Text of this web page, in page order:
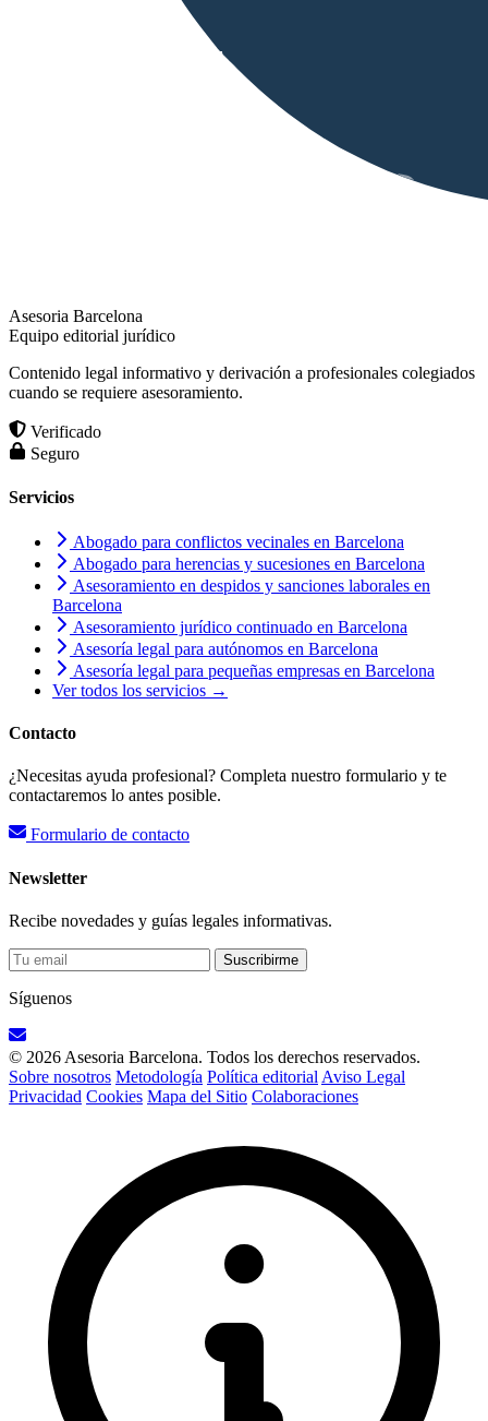
Asesoria Barcelona
Equipo editorial jurídico
Contenido legal informativo y derivación a profesionales colegiados
cuando se requiere asesoramiento.
Verificado
Seguro
Servicios
Abogado para conflictos vecinales en Barcelona
Abogado para herencias y sucesiones en Barcelona
Asesoramiento en despidos y sanciones laborales en
Barcelona
Asesoramiento jurídico continuado en Barcelona
Asesoría legal para autónomos en Barcelona
Asesoría legal para pequeñas empresas en Barcelona
Ver todos los servicios →
Contacto
¿Necesitas ayuda profesional? Completa nuestro formulario y te
contactaremos lo antes posible.
Formulario de contacto
Newsletter
Recibe novedades y guías legales informativas.
Suscribirme
Síguenos
© 2026 Asesoria Barcelona. Todos los derechos reservados.
Sobre nosotros Metodología Política editorial Aviso Legal
Privacidad Cookies Mapa del Sitio Colaboraciones